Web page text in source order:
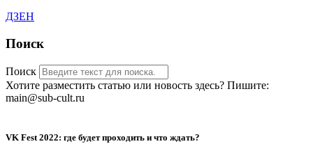
ДЗЕН
Поиск
Поиск
Хотите разместить статью или новость здесь? Пишите:
main@sub-cult.ru
VK Fest 2022: где будет проходить и что ждать?